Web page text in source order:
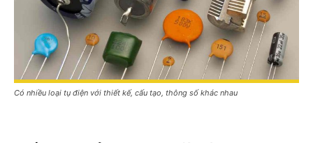
Có nhiều loại tụ điện với thiết kế, cấu tạo, thông số khác nhau